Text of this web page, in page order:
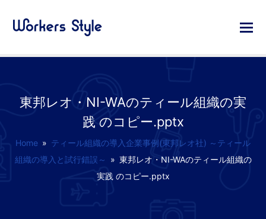
東邦レオ・NI-WAのティール組織の実
践 のコピー.pptx
Home » ティール組織の導入企業事例(東邦レオ社) ～ティール
組織の導入と試行錯誤～
» 東邦レオ・NI-WAのティール組織の
実践 のコピー.pptx